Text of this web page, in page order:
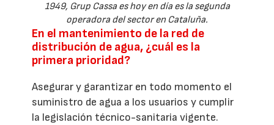
1949, Grup Cassa es hoy en día es la segunda
operadora del sector en Cataluña.
En el mantenimiento de la red de
distribución de agua, ¿cuál es la
primera prioridad?
Asegurar y garantizar en todo momento el
suministro de agua a los usuarios y cumplir
la legislación técnico-sanitaria vigente.